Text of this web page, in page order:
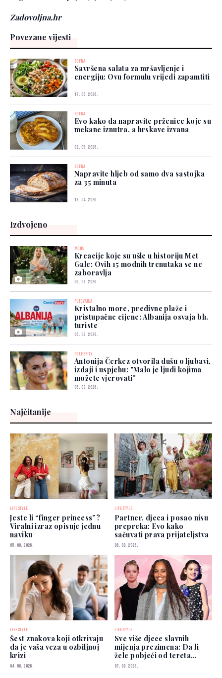
Zadovoljna.hr
Povezane vijesti
SOFRA
Savršena salata za mršavljenje i
energiju: Ovu formulu vrijedi zapamtiti
17. 06. 2026.
SOFRA
Evo kako da napravite prženice koje su
mekane iznutra, a hrskave izvana
02. 05. 2026.
SOFRA
Napravite hljeb od samo dva sastojka
za 35 minuta
13. 04. 2026.
Izdvojeno
MODA
Kreacije koje su ušle u historiju Met
Gale: Ovih 15 modnih trenutaka se ne
zaboravlja
06. 08. 2026.
PUTOVANJA
Kristalno more, predivne plaže i
pristupačne cijene: Albanija osvaja bh.
turiste
06. 08. 2026.
CELEBRITY
Antonija Čerkez otvorila dušu o ljubavi,
izdaji i uspjehu: "Malo je ljudi kojima
možete vjerovati"
05. 08. 2026.
Najčitanije
LIFESTYLE
Jeste li “finger princess”?
Viralni izraz opisuje jednu
naviku
05. 08. 2026.
LIFESTYLE
Partner, djeca i posao nisu
prepreka: Evo kako
sačuvati prava prijateljstva
06. 08. 2026.
LIFESTYLE
Šest znakova koji otkrivaju
da je vaša veza u ozbiljnoj
krizi
04. 08. 2026.
LIFESTYLE
Sve više djece slavnih
mijenja prezimena: Da li
žele pobjeći od tereta
poznatih roditelja?
07. 08. 2026.